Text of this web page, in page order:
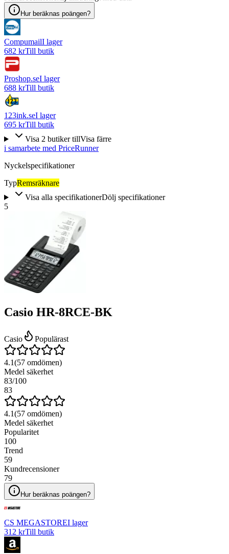
Hur beräknas poängen?
CompumailI lager
682 krTill butik
Proshop.seI lager
688 krTill butik
123ink.seI lager
695 krTill butik
Visa 2 butiker tillVisa färre
i samarbete med PriceRunner
Nyckelspecifikationer
TypRemsräknare
Visa alla specifikationerDölj specifikationer
5
Casio HR-8RCE-BK
Casio Populärast
4.1(57 omdömen)
Medel säkerhet
83/100
83
4.1(57 omdömen)
Medel säkerhet
Popularitet
100
Trend
59
Kundrecensioner
79
Hur beräknas poängen?
CS MEGASTOREI lager
312 krTill butik